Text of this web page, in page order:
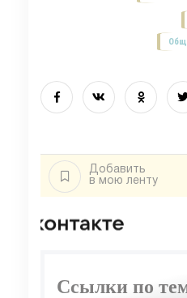
Добавить
в мою ленту
Ссылки по